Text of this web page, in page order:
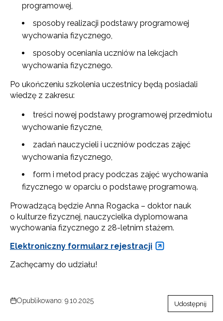
programowej,
sposoby realizacji podstawy programowej
wychowania fizycznego,
sposoby oceniania uczniów na lekcjach
wychowania fizycznego.
Po ukończeniu szkolenia uczestnicy będą posiadali
wiedzę z zakresu:
treści nowej podstawy programowej przedmiotu
wychowanie fizyczne,
zadań nauczycieli i uczniów podczas zajęć
wychowania fizycznego,
form i metod pracy podczas zajęć wychowania
fizycznego w oparciu o podstawę programową.
Prowadzącą będzie Anna Rogacka – doktor nauk
o kulturze fizycznej, nauczycielka dyplomowana
wychowania fizycznego z 28-letnim stażem.
Elektroniczny formularz rejestracji
Zachęcamy do udziału!
Opublikowano: 9.10.2025 Udostępnij